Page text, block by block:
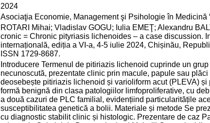
2024
Asociaţia Economie, Management şi Psihologie în Medicină
ROTARI Mihai; Vladislav GOGU; Iulia EMEŢ; Alexandru
cronic = Chronic pityriasis lichenoides – a case discussion.
internațională, ediția a VI-a, 4-5 iulie 2024, Chișinău,
ISSN 1729-8687.
Introducere Termenul de pitiriazis lichenoid cuprinde un
necunoscută, prezentate clinic prin macule, papule sau
deosebește pitiriazis lichenoid și varioliform acut (PLEVA)
formă benignă din clasa patologiilor limfoproliferative, cu
a două cazuri de PLC familial, evidențiind particularitățile
susceptibilitatea genetică a bolii. Materiale și metode Se
cu diagnostic stabilit clinic și histologic. Prezentare de caz